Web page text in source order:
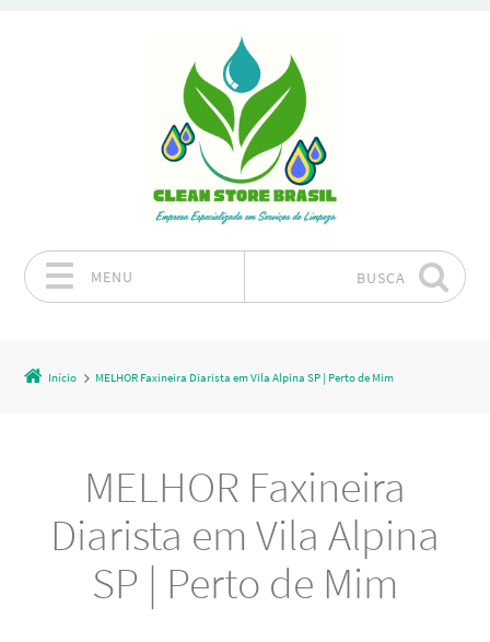
MENU BUSCA
Início MELHOR Faxineira Diarista em Vila Alpina SP | Perto de Mim
MELHOR Faxineira
Diarista em Vila Alpina
SP | Perto de Mim